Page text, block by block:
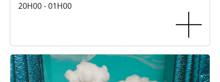
20H00 - 01H00